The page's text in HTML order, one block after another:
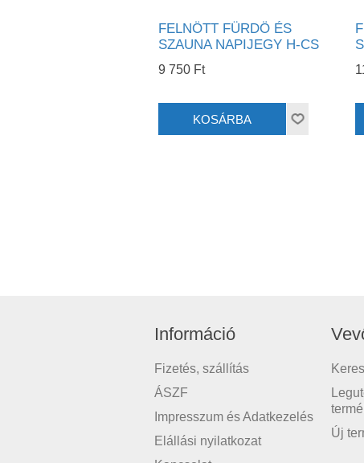
FELNÖTT FÜRDÖ ÉS
SZAUNA NAPIJEGY H-CS
9 750 Ft
Információ
Fizetés, szállítás
ÁSZF
Impresszum és Adatkezelés
Elállási nyilatkozat
Új